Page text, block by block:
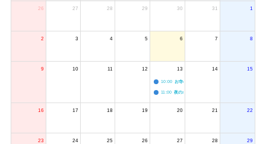
26 27 28 29 30 31 1
2 3 4 5 6 7 8
9 10 11 12 13
10:00 お寺のジャグリング教室
11:00 夜のボードゲーム会
14 15
16 17 18 19 20 21 22
23 24 25 26 27 28 29